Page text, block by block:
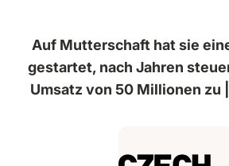
Auf Mutterschaft hat sie
gestartet, nach Jahren
Umsatz von 50 Millionen zu